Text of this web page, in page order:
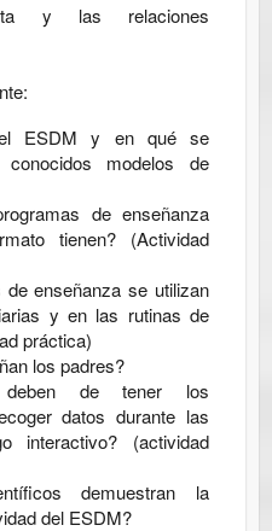
y las relaciones
ESDM y en qué se
modelos de
de enseñanza
tienen? (Actividad
de enseñanza se utilizan
y en las rutinas de
práctica)
los padres?
deben de tener los
datos durante las
interactivo? (actividad
demuestran la
del ESDM?